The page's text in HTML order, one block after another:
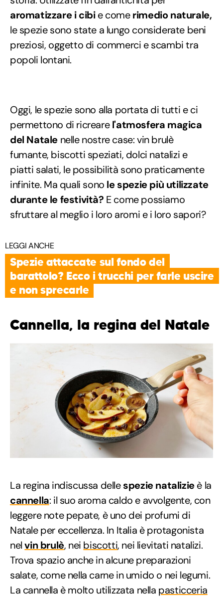
aromatizzare i cibie comerimedio naturale,
le spezie sono state a lungo considerate beni
preziosi, oggetto di commerci e scambi tra
popoli lontani.
Oggi, le spezie sono alla portata di tutti e ci
permettono di ricrearel'atmosfera magica
del Natale nelle nostre case: vin brulè
fumante, biscotti speziati, dolci natalizi e
piatti salati, le possibilità sono praticamente
infinite. Ma quali sono le spezie più utilizzate
durante le festività? E come possiamo
sfruttare al meglio i loro aromi e i loro sapori?
LEGGI ANCHE
Spezie attaccate sul fondo del
barattolo? Ecco i trucchi per farle uscire
e non sprecarle
Cannella, la regina del Natale
La regina indiscussa dellespezie natalizieè la
cannella: il suo aroma caldo e avvolgente, con
leggere note pepate, è uno dei profumi di
Natale per eccellenza. In Italia è protagonista
nelvin brulè, nei biscotti, nei lievitati natalizi.
Trova spazio anche in alcune preparazioni
salate, come nella carne in umido o nei legumi.
La cannella è molto utilizzata nella pasticceria